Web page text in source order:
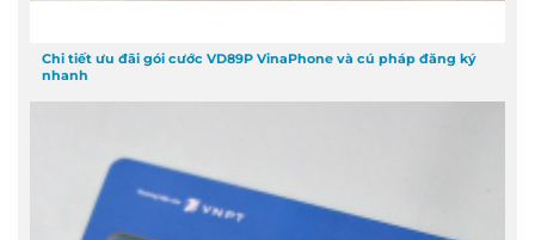
Chi tiết ưu đãi gói cước VD89P VinaPhone và cú pháp đăng ký
nhanh